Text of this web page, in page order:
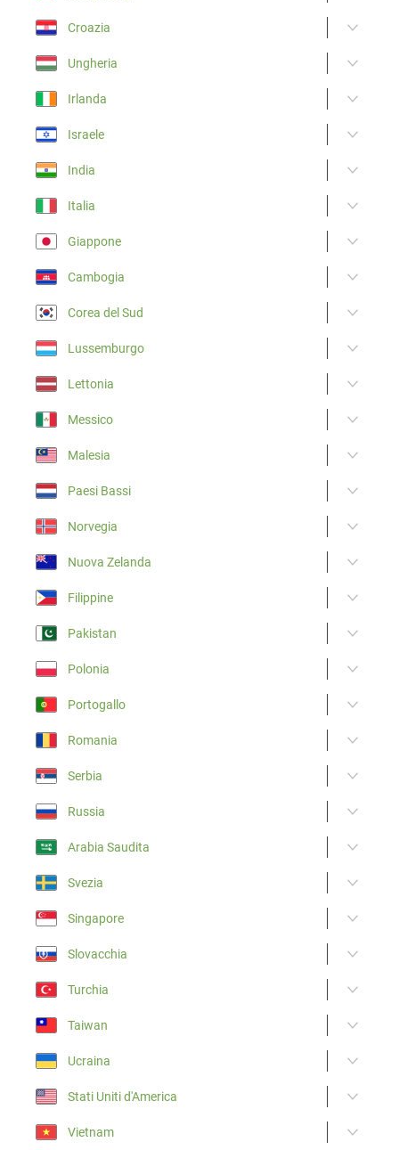
Croazia
Ungheria
Irlanda
Israele
India
Italia
Giappone
Cambogia
Corea del Sud
Lussemburgo
Lettonia
Messico
Malesia
Paesi Bassi
Norvegia
Nuova Zelanda
Filippine
Pakistan
Polonia
Portogallo
Romania
Serbia
Russia
Arabia Saudita
Svezia
Singapore
Slovacchia
Turchia
Taiwan
Ucraina
Stati Uniti d'America
Vietnam